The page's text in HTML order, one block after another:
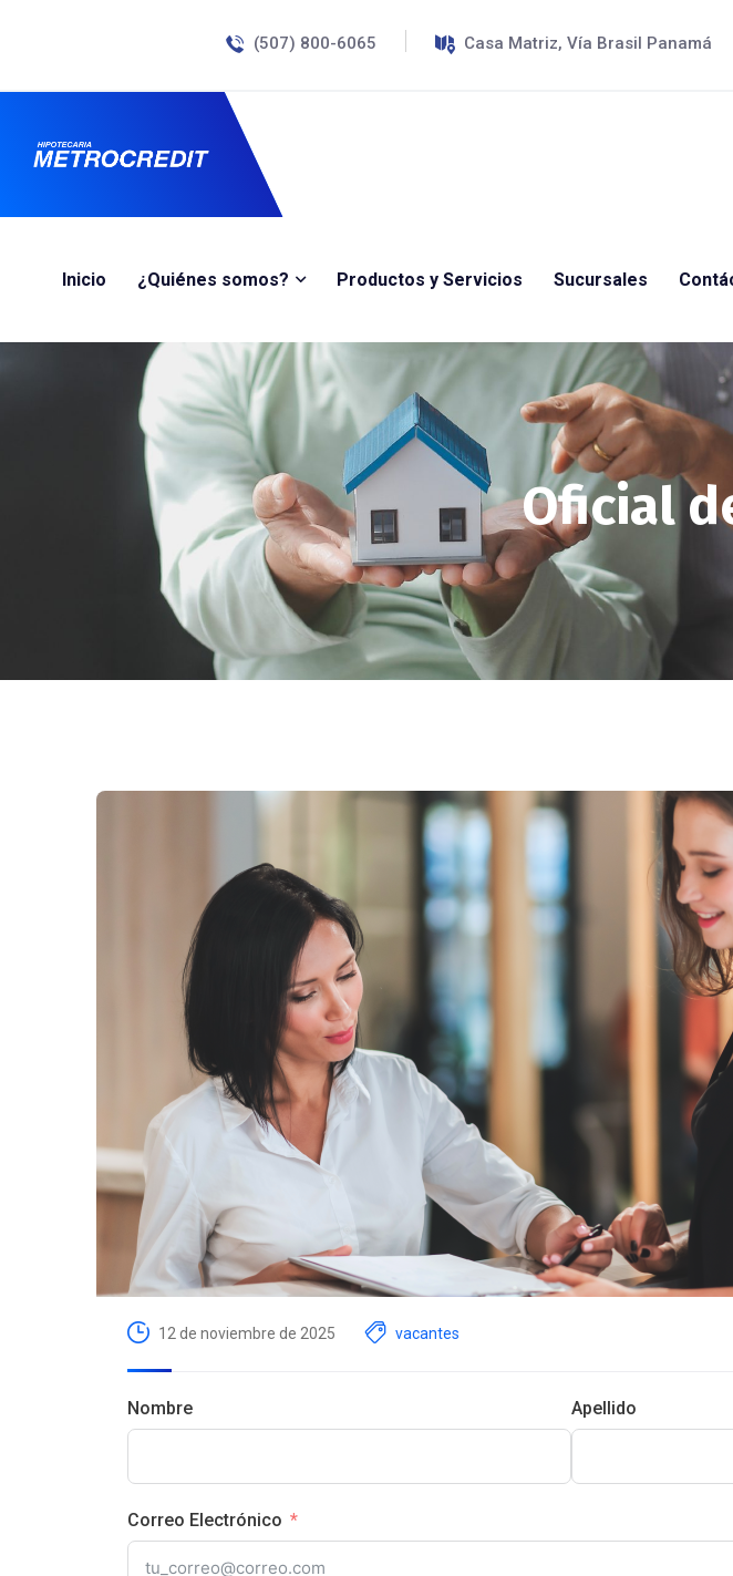
(507) 800-6065 Casa Matriz, Vía Brasil Panamá
Inicio ¿Quiénes somos? Productos y Servicios Sucursales
Oficial
12 de noviembre de 2025 vacantes
Nombre Apellido
Correo Electrónico